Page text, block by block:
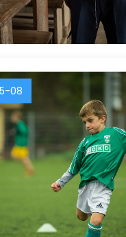
08